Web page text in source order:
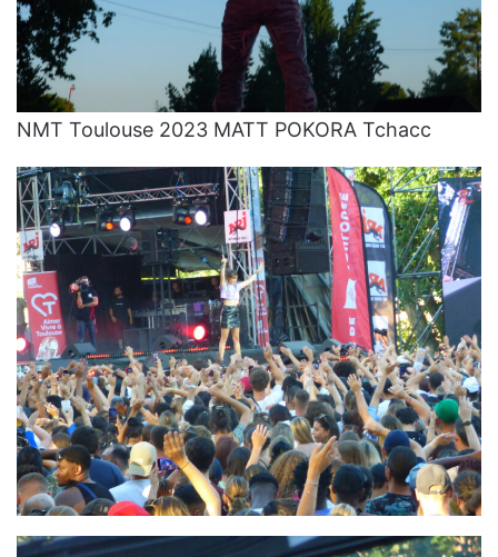
NMT Toulouse 2023 MATT POKORA Tchacc